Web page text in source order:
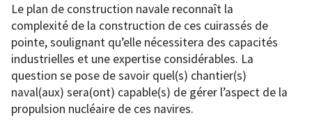
Le plan de construction navale reconnaît la
complexité de la construction de ces cuirassés de
pointe, soulignant qu’elle nécessitera des capacités
industrielles et une expertise considérables. La
question se pose de savoir quel(s) chantier(s)
naval(aux) sera(ont) capable(s) de gérer l’aspect de la
propulsion nucléaire de ces navires.